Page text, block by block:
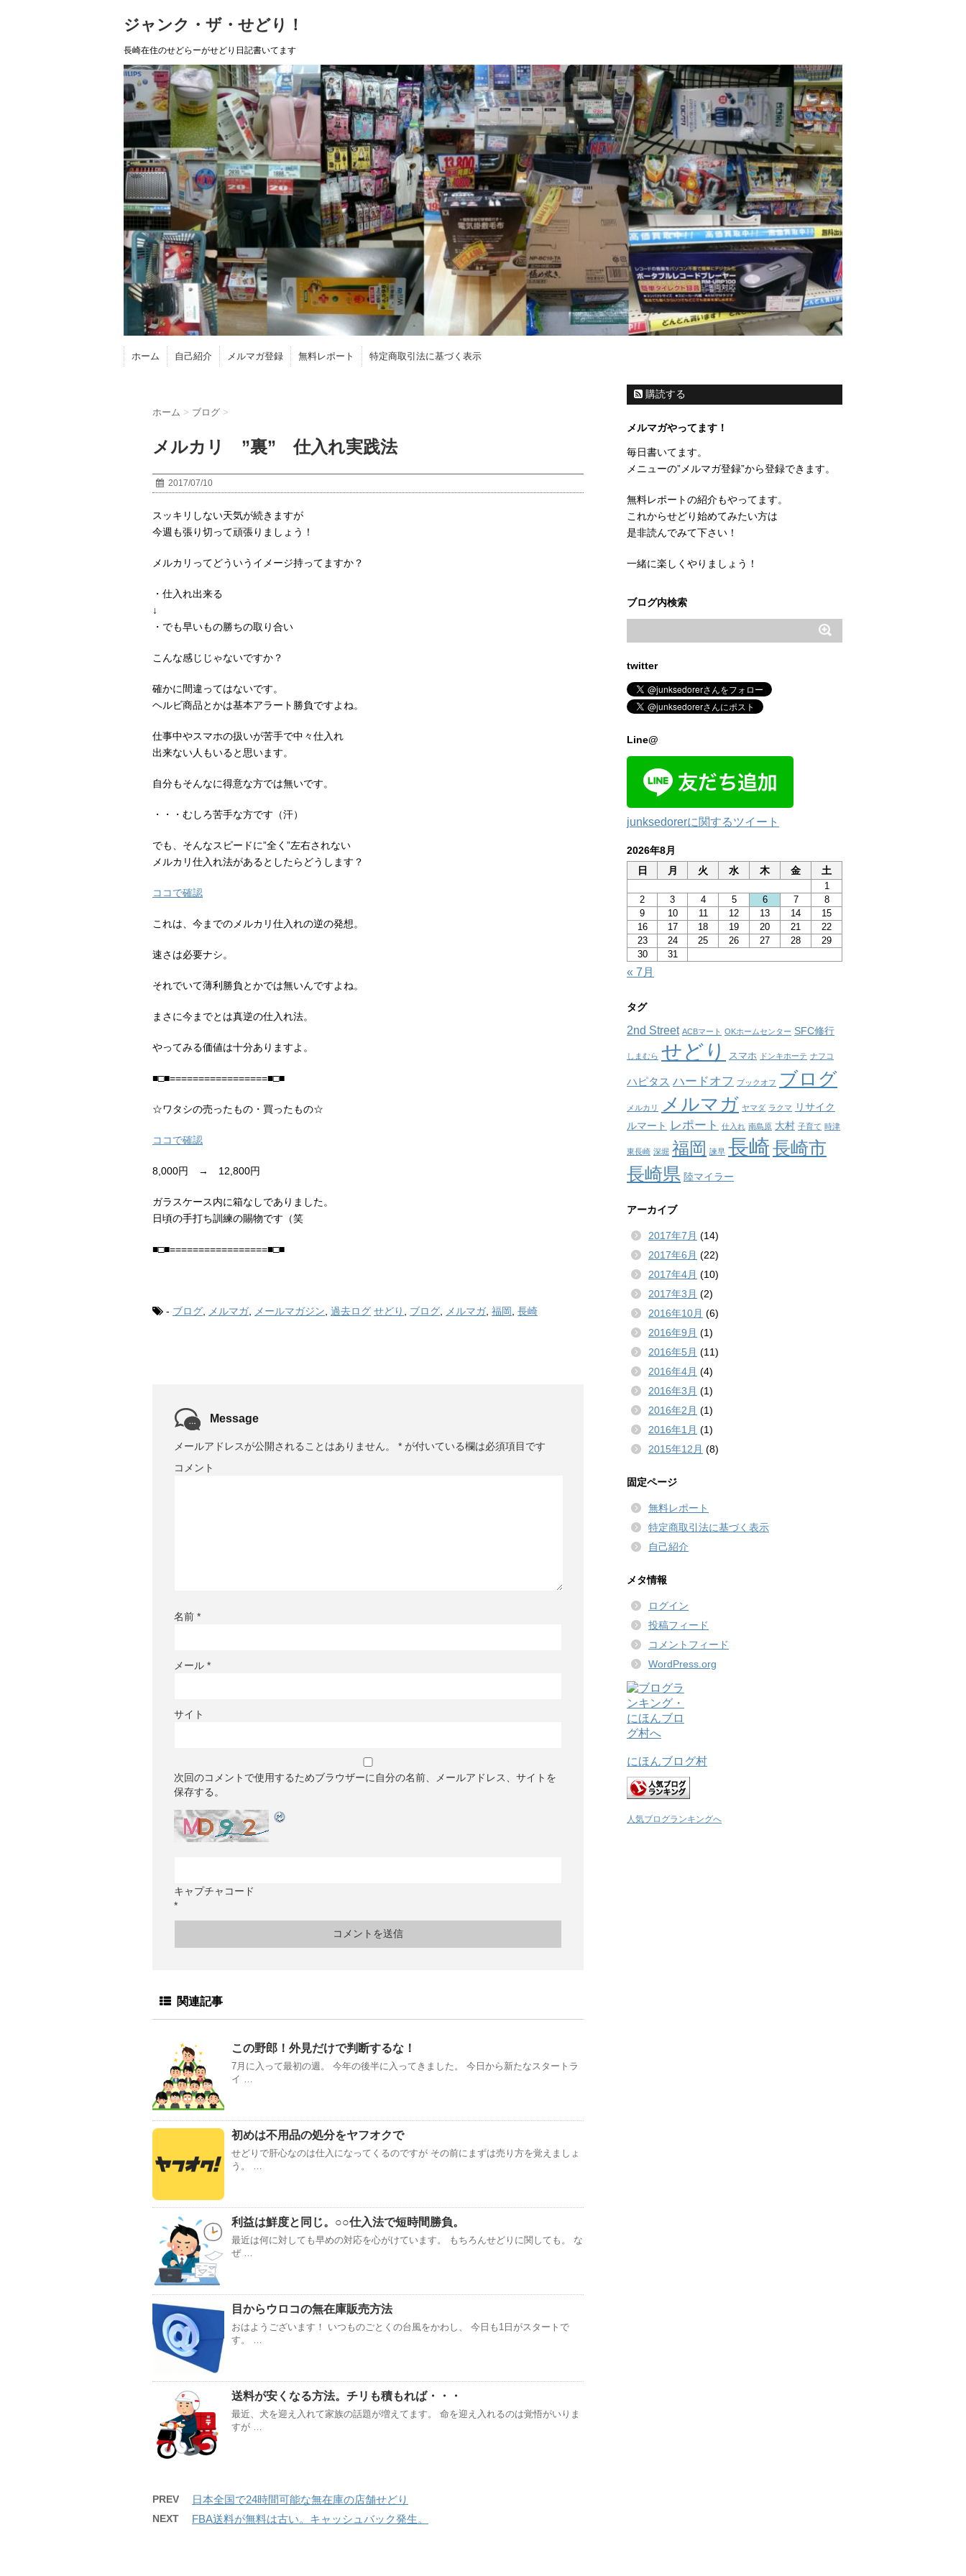
ジャンク・ザ・せどり！
長崎在住のせどらーがせどり日記書いてます
ホーム 自己紹介 メルマガ登録 無料レポート 特定商取引法に基づく表示
ホーム > ブログ >
メルカリ ”裏” 仕入れ実践法
2017/07/10
スッキリしない天気が続きますが
今週も張り切って頑張りましょう！
メルカリってどういうイメージ持ってますか？
・仕入れ出来る
↓
・でも早いもの勝ちの取り合い
こんな感じじゃないですか？
確かに間違ってはないです。
ヘルビ商品とかは基本アラート勝負ですよね。
仕事中やスマホの扱いが苦手で中々仕入れ
出来ない人もいると思います。
自分もそんなに得意な方では無いです。
・・・むしろ苦手な方です（汗）
でも、そんなスピードに”全く”左右されない
メルカリ仕入れ法があるとしたらどうします？
ココで確認
これは、今までのメルカリ仕入れの逆の発想。
速さは必要ナシ。
それでいて薄利勝負とかでは無いんですよね。
まさに今までとは真逆の仕入れ法。
やってみる価値は十分ありますよ。
■□■=================■□■
☆ワタシの売ったもの・買ったもの☆
ココで確認
8,000円 → 12,800円
ガラスケース内に箱なしでありました。
日頃の手打ち訓練の賜物です（笑
■□■=================■□■
- ブログ, メルマガ, メールマガジン, 過去ログ せどり , ブログ, メルマガ, 福岡, 長崎
Message
メールアドレスが公開されることはありません。 * が付いている欄は必須項目です
コメント
名前 *
メール *
サイト
次回のコメントで使用するためブラウザーに自分の名前、メールアドレス、サイトを
保存する。
キャプチャコード
*
関連記事
この野郎！外見だけで判断するな！
7月に入って最初の週。 今年の後半に入ってきました。 今日から新たなスタートラ
イ …
初めは不用品の処分をヤフオクで
せどりで肝心なのは仕入になってくるのですが その前にまずは売り方を覚えましょ
う。 …
利益は鮮度と同じ。○○仕入法で短時間勝負。
最近は何に対しても早めの対応を心がけています。 もちろんせどりに関しても。 な
ぜ …
目からウロコの無在庫販売方法
おはようございます！ いつものごとくの台風をかわし、 今日も1日がスタートで
す。 …
送料が安くなる方法。チリも積もれば・・・
最近、犬を迎え入れて家族の話題が増えてます。 命を迎え入れるのは覚悟がいりま
すが …
PREV 日本全国で24時間可能な無在庫の店舗せどり
NEXT FBA送料が無料は古い。キャッシュバック発生。
購読する
メルマガやってます！
毎日書いてます。
メニューの”メルマガ登録”から登録できます。
無料レポートの紹介もやってます。
これからせどり始めてみたい方は
是非読んでみて下さい！
一緒に楽しくやりましょう！
ブログ内検索
twitter
Line@
junksedorerに関するツイート
2026年8月
日
月 火 水 木 金 土
1
2
3 4 5 6 7
8
9
10 11 12 13 14
15
16
17 18 19 20 21
22
23
24 25 26 27 28
29
30
31
« 7月
タグ
2nd Street ACBマート OKホームセンター SFC修行
しまむら せどり スマホ ドンキホーテ ナフコ
ハピタス ハードオフ ブックオフ ブログ
メルカリ メルマガ ヤマダ ラクマ
リサイク
ルマート レポート 仕入れ 南島原 大村 子育て 時津
東長崎 深堀 福岡 諫早 長崎長崎市
長崎県 陸マイラー
アーカイブ
2017年7月 (14)
2017年6月 (22)
2017年4月 (10)
2017年3月 (2)
2016年10月 (6)
2016年9月 (1)
2016年5月 (11)
2016年4月 (4)
2016年3月 (1)
2016年2月 (1)
2016年1月 (1)
2015年12月 (8)
固定ページ
無料レポート
特定商取引法に基づく表示
自己紹介
メタ情報
ログイン
投稿フィード
コメントフィード
WordPress.org
にほんブログ村
人気ブログランキングへ